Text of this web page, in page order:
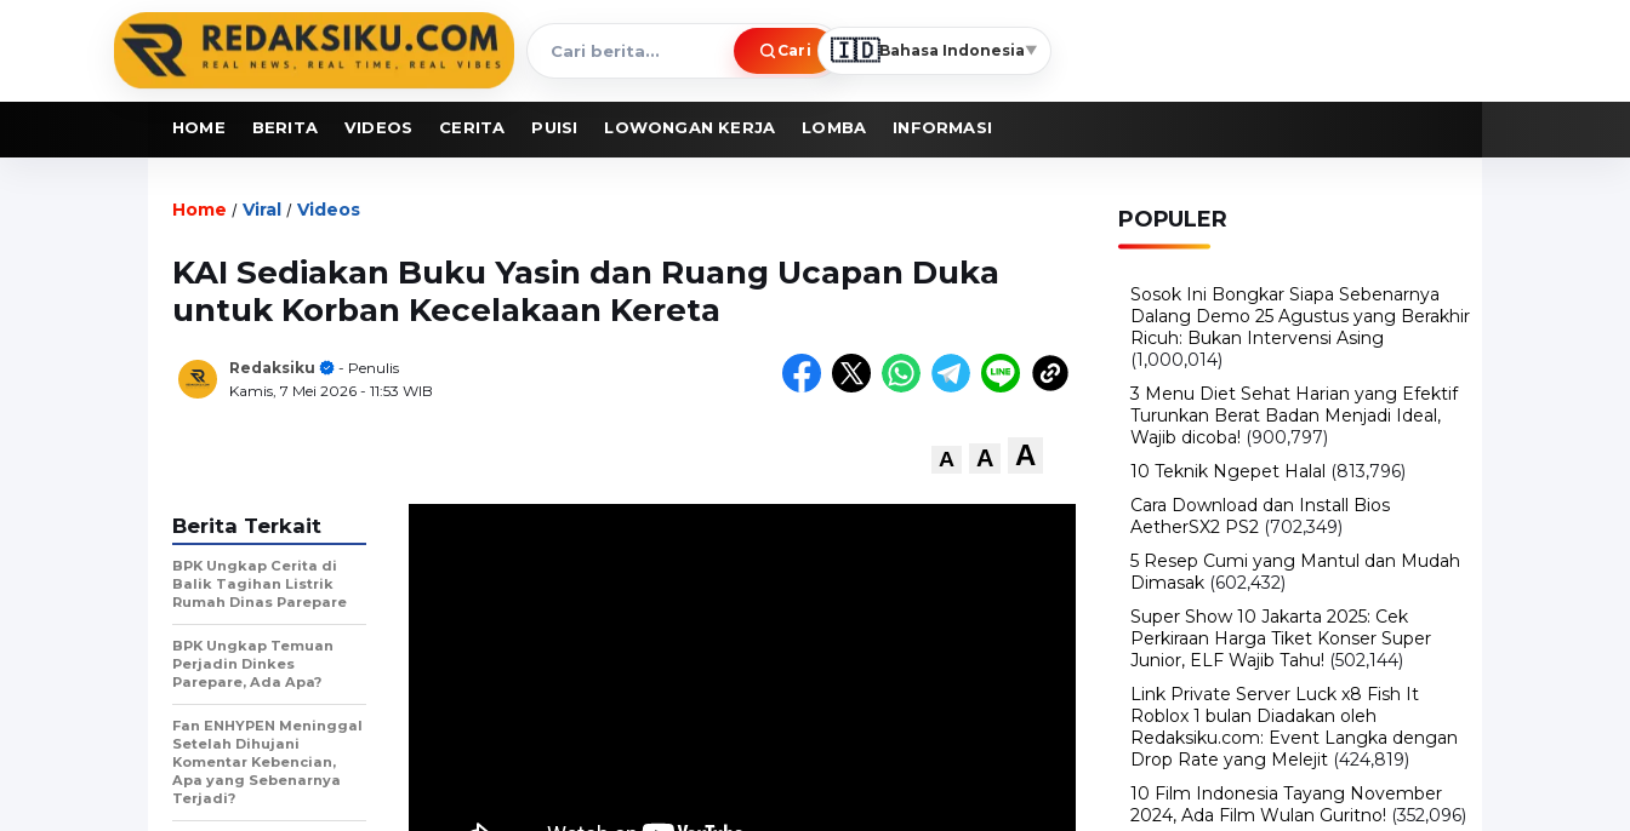
Cari
berita
Cari 🇮🇩Bahasa Indonesia▼
HOME BERITA VIDEOS CERITA PUISI LOWONGAN KERJA LOMBA INFORMASI
Home / Viral / Videos
KAI Sediakan Buku Yasin dan Ruang Ucapan Duka
untuk Korban Kecelakaan Kereta
Redaksiku
- Penulis
Kamis, 7 Mei 2026 - 11:53 WIB
A A A
Berita Terkait
BPK Ungkap Cerita di
Balik Tagihan Listrik
Rumah Dinas Parepare
BPK Ungkap Temuan
Perjadin Dinkes
Parepare, Ada Apa?
Fan ENHYPEN Meninggal
Setelah Dihujani
Komentar Kebencian,
Apa yang Sebenarnya
Terjadi?
POPULER
Sosok Ini Bongkar Siapa Sebenarnya
Dalang Demo 25 Agustus yang Berakhir
Ricuh: Bukan Intervensi Asing
(1,000,014)
3 Menu Diet Sehat Harian yang Efektif
Turunkan Berat Badan Menjadi Ideal,
Wajib dicoba! (900,797)
10 Teknik Ngepet Halal (813,796)
Cara Download dan Install Bios
AetherSX2 PS2 (702,349)
5 Resep Cumi yang Mantul dan Mudah
Dimasak (602,432)
Super Show 10 Jakarta 2025: Cek
Perkiraan Harga Tiket Konser Super
Junior, ELF Wajib Tahu! (502,144)
Link Private Server Luck x8 Fish It
Roblox 1 bulan Diadakan oleh
Redaksiku.com: Event Langka dengan
Drop Rate yang Melejit (424,819)
10 Film Indonesia Tayang November
2024, Ada Film Wulan Guritno! (352,096)